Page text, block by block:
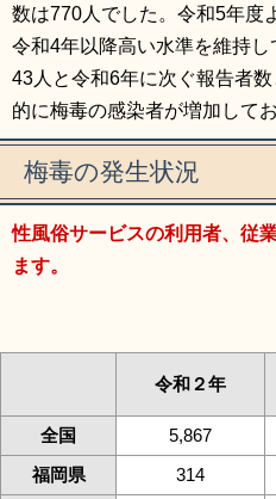
サイトについて
閉
数は770人でした。令和5年度
令和4年以降高い水準を維持
43人と令和6年に次ぐ報告者
的に梅毒の感染者が増加して
梅毒の発生状況
性風俗サービスの利用者、従
ます。
令和２年
全国 5,867
福岡県
314